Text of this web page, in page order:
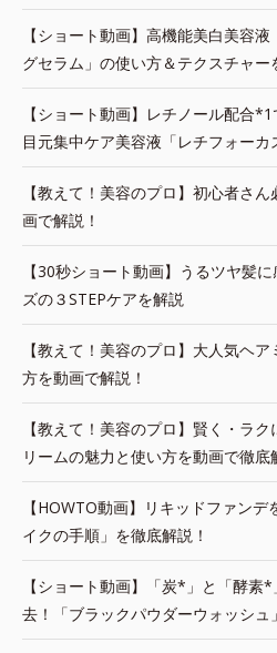
【ショート動画】高機能美白美容
グセラム」の使い方＆テクスチャー
【ショート動画】レチノール配合
目元集中ケア美容液「レチフォーカ
【教えて！美容のプロ】初心者さ
画で解説！
【30秒ショート動画】うるツヤ髪
ズの３STEPケアを解説
【教えて！美容のプロ】大人気ヘ
方を動画で解説！
【教えて！美容のプロ】賢く・ラ
リームの魅力と使い方を動画で徹底
【HOWTO動画】リキッドファン
イクの手順」を徹底解説！
【ショート動画】「炭*」と「酵素
去！「ブラックパウダーウォッシュ